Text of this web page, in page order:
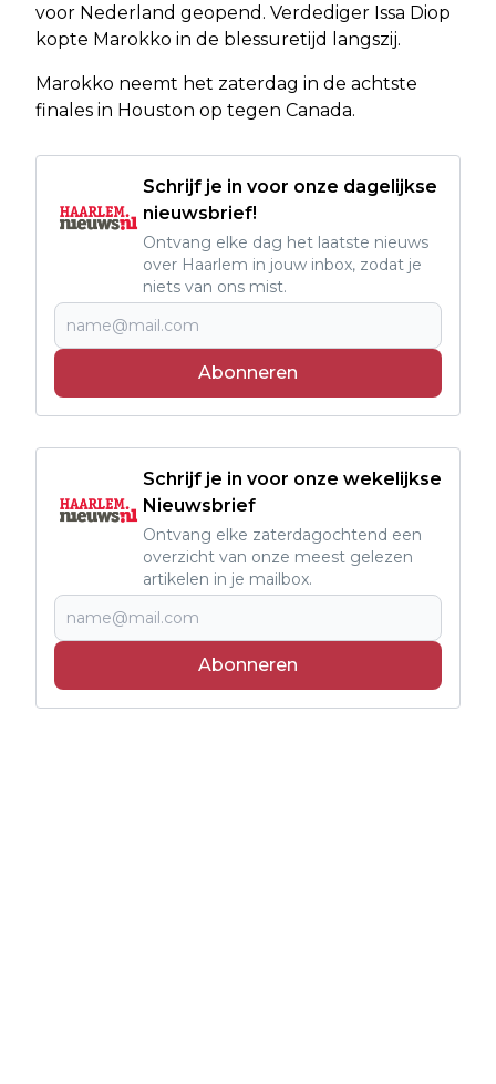
voor Nederland geopend. Verdediger Issa Diop
kopte Marokko in de blessuretijd langszij.
Marokko neemt het zaterdag in de achtste
finales in Houston op tegen Canada.
Schrijf je in voor onze dagelijkse
nieuwsbrief!
Ontvang elke dag het laatste nieuws
over Haarlem in jouw inbox, zodat je
niets van ons mist.
Abonneren
Schrijf je in voor onze wekelijkse
Nieuwsbrief
Ontvang elke zaterdagochtend een
overzicht van onze meest gelezen
artikelen in je mailbox.
Abonneren